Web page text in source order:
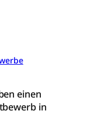
einen
in